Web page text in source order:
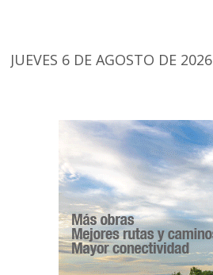
JUEVES 6 DE AGOSTO DE 2026